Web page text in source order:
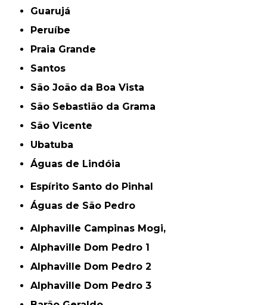
Guarujá
Peruíbe
Praia Grande
Santos
São João da Boa Vista
São Sebastião da Grama
São Vicente
Ubatuba
Águas de Lindóia
Espírito Santo do Pinhal
Águas de São Pedro
Alphaville Campinas Mogi,
Alphaville Dom Pedro 1
Alphaville Dom Pedro 2
Alphaville Dom Pedro 3